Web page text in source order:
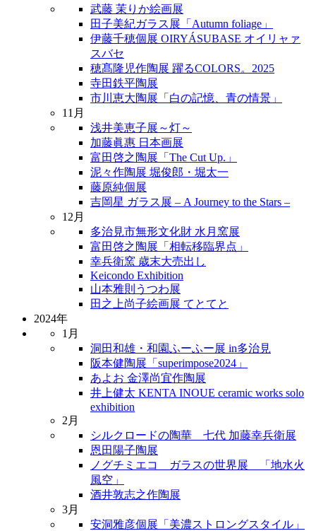
武藤 茉りか絵画展
田子美紀ガラス展「Autumn foliage」
伊藤千穂個展 OIRYÁSUBASE オイリャァ
スバセ
穂髙隆児作陶展 躍るCOLORS。2025
寺田鉄平陶展
市川恵大陶展「白の記憶、青の情景」
11月
浅井美恵子展～灯～
加藤眞惠 日本画展
富田啓之陶展「The Cut Up.」
泥々作陶展 堀俊郎・堀太一
藤原純個展
吉岡星 ガラス展 – A Journey to the Stars –
12月
多治見市無形文化財 水月窯展
富田啓之陶展「相転移臨界点」
幸兵衛窯 歳末大売出し
Keicondo Exhibition
山本雅則うつわ展
田之上尚子絵画展 てとてと
2024年
1月
洞田和雄・和園ふーふー展 in多治見
阪本健陶展「superimpose2024」
あよお 金澤尚宜作陶展
井上健太 KENTA INOUE ceramic works solo
exhibition
2月
シルクロードの陶華 七代 加藤幸兵衛展
恩田陽子陶展
ノグチミエコ ガラスの世界展 「地水火
風空」
酒井敦志之作陶展
3月
安洞雅彦個展「美濃ストロングスタイル」